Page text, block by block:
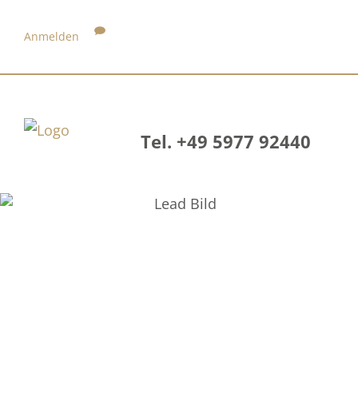
Anmelden
Tel. +49 5977 92440